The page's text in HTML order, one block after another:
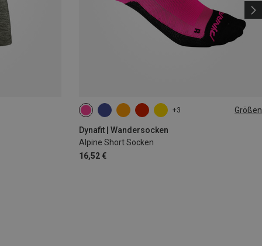
+3 Größen
Dynafit | Wandersocken
Alpine Short Socken
16,52 €
35|36|37|38 39|40|41|42